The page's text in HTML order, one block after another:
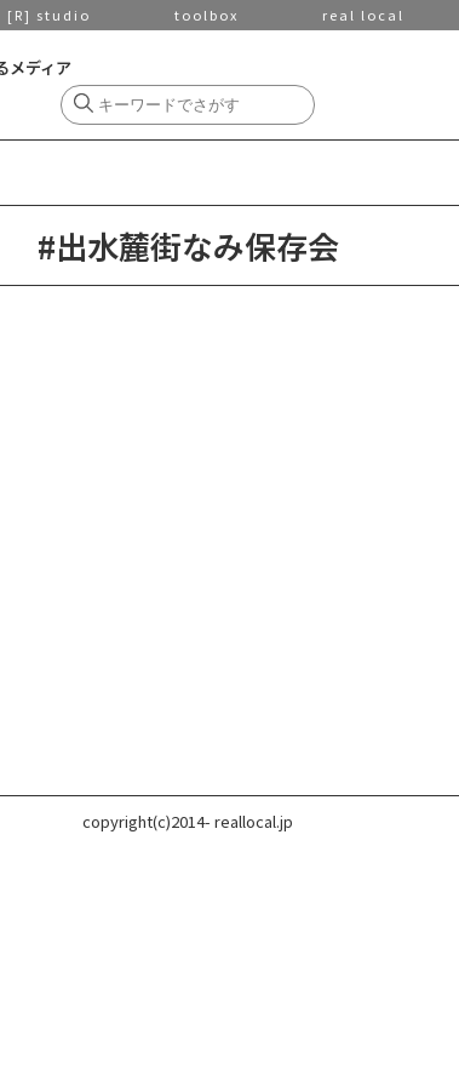
[R] studio toolbox real local
メディア
#出水麓街なみ保存会
copyright(c)2014- reallocal.jp